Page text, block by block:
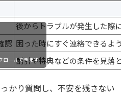
後からトラブルが発生した際に
認 困った時にすぐ連絡できるよう
割引や特典などの条件を見落と
ロールできます
かり質問し、不安を残さない